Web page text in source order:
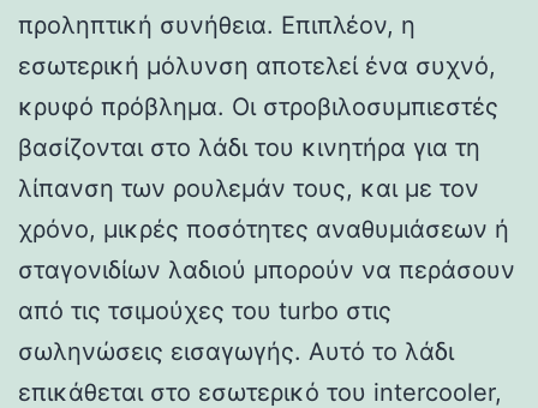
προληπτική συνήθεια. Επιπλέον, η
εσωτερική μόλυνση αποτελεί ένα συχνό,
κρυφό πρόβλημα. Οι στροβιλοσυμπιεστές
βασίζονται στο λάδι του κινητήρα για τη
λίπανση των ρουλεμάν τους, και με τον
χρόνο, μικρές ποσότητες αναθυμιάσεων ή
σταγονιδίων λαδιού μπορούν να περάσουν
από τις τσιμούχες του turbo στις
σωληνώσεις εισαγωγής. Αυτό το λάδι
επικάθεται στο εσωτερικό του intercooler,